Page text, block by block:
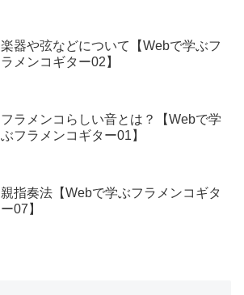
楽器や弦などについて【Webで学ぶフ
ラメンコギター02】
フラメンコらしい音とは？【Webで学
ぶフラメンコギター01】
親指奏法【Webで学ぶフラメンコギタ
ー07】